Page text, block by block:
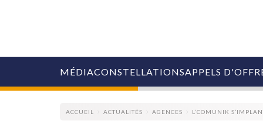
MÉDIACONSTELLATIONSAPPELS
ACCUEIL ACTUALITÉS AGENCES L’COMUNIK